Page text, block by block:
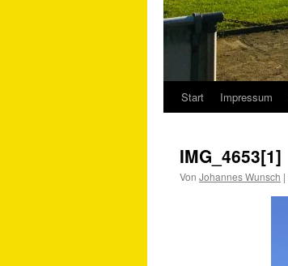
Springe
Inhalt
Start Impressum
IMG_4653[1]
Von Johannes Wunsch |